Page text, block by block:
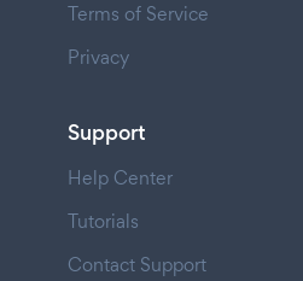
Terms of Service
Privacy
Support
Help Center
Tutorials
Contact Support